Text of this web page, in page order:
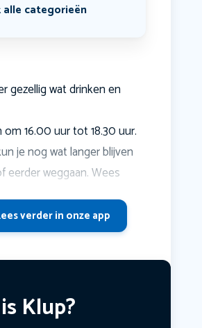
alle categorieën
gezellig wat drinken en
16.00 uur tot 18.30 uur.
je nog wat langer blijven
eerder weggaan. Wees
verder in onze app
Klup?